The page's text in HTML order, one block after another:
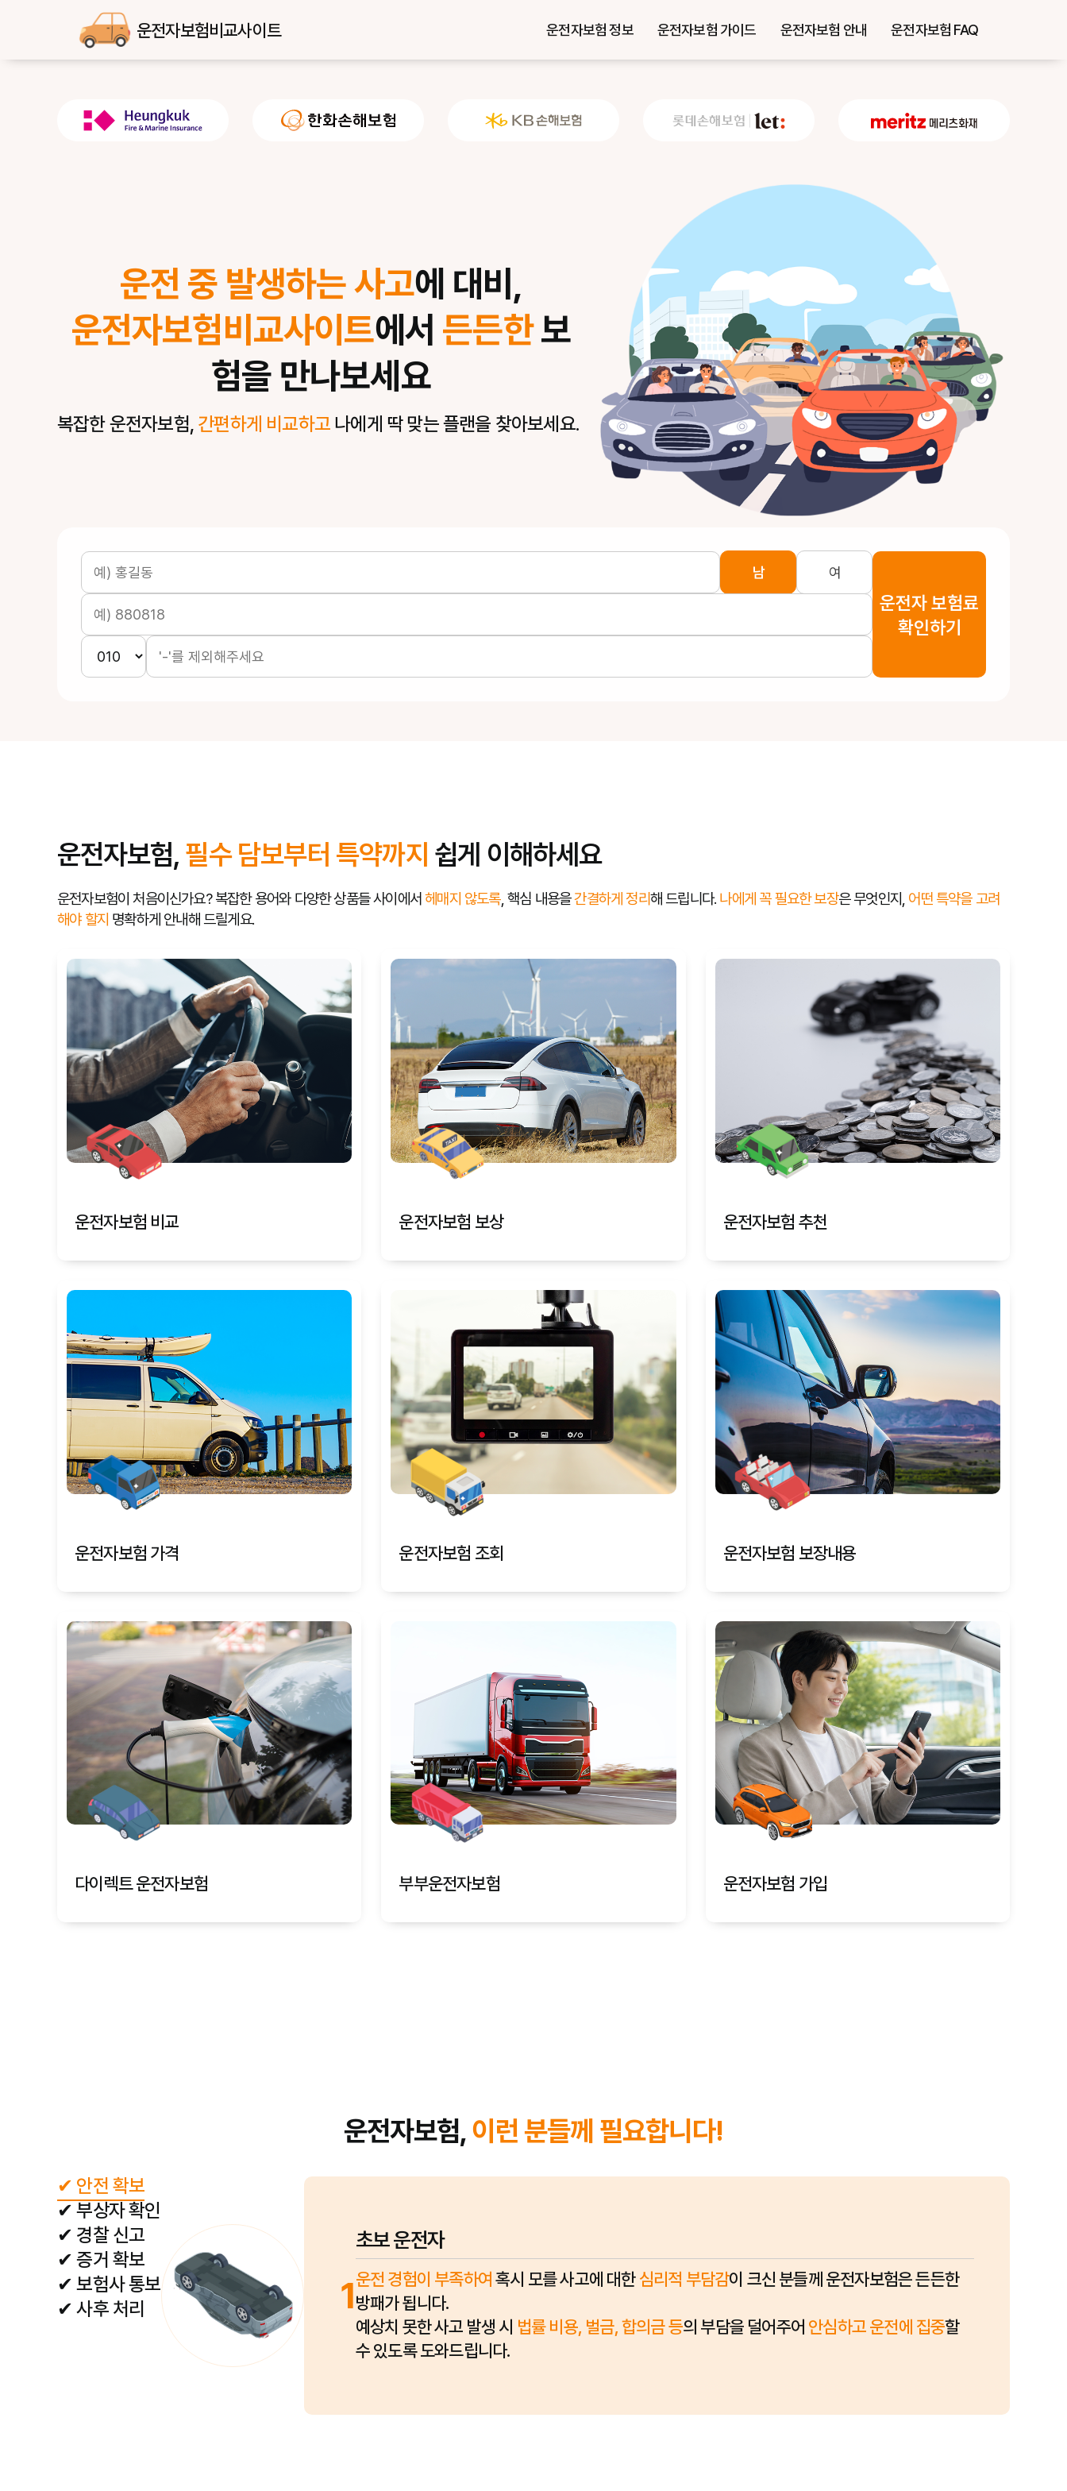
운전자보험비교사이트 운전자보험 정보 운전자보험 가이드 운전자보험 안내 운전자보험 FAQ
운전 중 발생하는 사고에 대비,
운전자보험비교사이트에서 든든한보
험을 만나보세요
복잡한 운전자보험, 간편하게 비교하고 나에게 딱 맞는 플랜을 찾아보세요.
남 여
운전자 보험료
확인하기
운전자보험, 필수 담보부터 특약까지 쉽게 이해하세요
운전자보험이 처음이신가요? 복잡한 용어와 다양한 상품들 사이에서헤매지 않도록, 핵심 내용을간결하게 정리해 드립니다. 나에게 꼭 필요한 보장은 무엇인지, 어떤 특약을 고려
해야 할지 명확하게 안내해 드릴게요.
운전자보험 비교 운전자보험 보상 운전자보험 추천
운전자보험 가격 운전자보험 조회 운전자보험 보장내용
다이렉트 운전자보험 부부운전자보험 운전자보험 가입
운전자보험,이런 분들께 필요합니다!
✔ 안전 확보
✔ 부상자 확인
✔ 경찰 신고
✔ 증거 확보
✔ 보험사 통보
✔ 사후 처리
1
초보 운전자
운전 경험이 부족하여혹시 모를 사고에 대한심리적 부담감이 크신 분들께 운전자보험은 든든한
방패가 됩니다.
예상치 못한 사고 발생 시 법률 비용, 벌금, 합의금 등의 부담을 덜어주어 안심하고 운전에 집중할
수 있도록 도와드립니다.